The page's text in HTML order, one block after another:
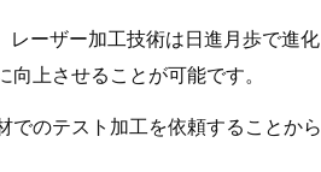
ーザー加工技術は日進月歩で進化
上させることが可能です。
のテスト加工を依頼することから